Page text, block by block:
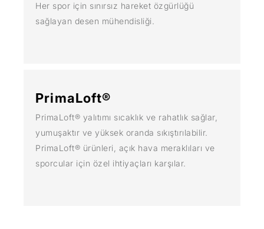
Her spor için sınırsız hareket özgürlüğü
sağlayan desen mühendisliği.
PrimaLoft®
PrimaLoft® yalıtımı sıcaklık ve rahatlık sağlar,
yumuşaktır ve yüksek oranda sıkıştırılabilir.
PrimaLoft® ürünleri, açık hava meraklıları ve
sporcular için özel ihtiyaçları karşılar.